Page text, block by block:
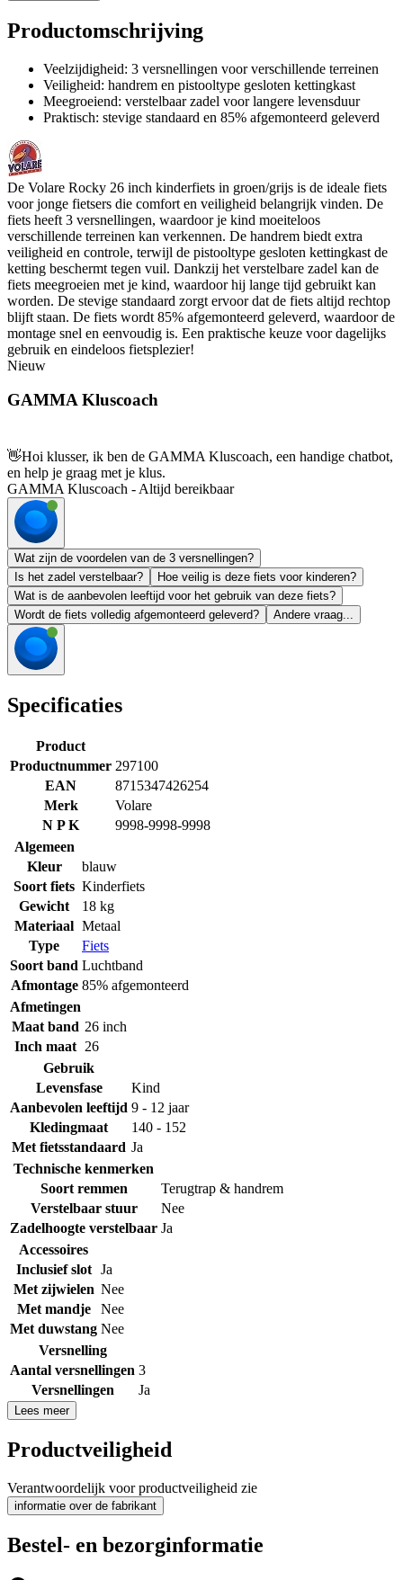
Productomschrijving
Veelzijdigheid: 3 versnellingen voor verschillende terreinen
Veiligheid: handrem en pistooltype gesloten kettingkast
Meegroeiend: verstelbaar zadel voor langere levensduur
Praktisch: stevige standaard en 85% afgemonteerd geleverd
De Volare Rocky 26 inch kinderfiets in groen/grijs is de ideale fiets
voor jonge fietsers die comfort en veiligheid belangrijk vinden. De
fiets heeft 3 versnellingen, waardoor je kind moeiteloos
verschillende terreinen kan verkennen. De handrem biedt extra
veiligheid en controle, terwijl de pistooltype gesloten kettingkast de
ketting beschermt tegen vuil. Dankzij het verstelbare zadel kan de
fiets meegroeien met je kind, waardoor hij lange tijd gebruikt kan
worden. De stevige standaard zorgt ervoor dat de fiets altijd rechtop
blijft staan. De fiets wordt 85% afgemonteerd geleverd, waardoor de
montage snel en eenvoudig is. Een praktische keuze voor dagelijks
gebruik en eindeloos fietsplezier!
Nieuw
GAMMA Kluscoach
👋Hoi klusser, ik ben de GAMMA Kluscoach, een handige chatbot,
en help je graag met je klus.
GAMMA Kluscoach - Altijd bereikbaar
Wat zijn de voordelen van de 3 versnellingen?
Is het zadel verstelbaar?
Hoe veilig is deze fiets voor kinderen?
Wat is de aanbevolen leeftijd voor het gebruik van deze fiets?
Wordt de fiets volledig afgemonteerd geleverd?
Andere vraag...
Specificaties
Product
Productnummer 297100
EAN
8715347426254
Merk
Volare
N P K
9998-9998-9998
Algemeen
Kleur
blauw
Soort fiets Kinderfiets
Gewicht
18 kg
Materiaal Metaal
Type
Fiets
Soort band Luchtband
Afmontage 85% afgemonteerd
Afmetingen
Maat band 26 inch
Inch maat 26
Gebruik
Levensfase
Kind
Aanbevolen leeftijd 9 - 12 jaar
Kledingmaat
140 - 152
Met fietsstandaard Ja
Technische kenmerken
Soort remmen
Terugtrap & handrem
Verstelbaar stuur
Nee
Zadelhoogte verstelbaar Ja
Accessoires
Inclusief slot
Ja
Met zijwielen Nee
Met mandje
Nee
Met duwstang Nee
Versnelling
Aantal versnellingen 3
Versnellingen
Ja
Lees meer
Productveiligheid
Verantwoordelijk voor productveiligheid zie
informatie over de fabrikant
Bestel- en bezorginformatie